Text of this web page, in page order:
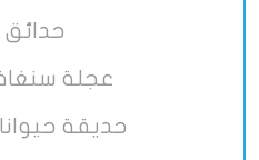
حدائق
عجلة
حديقة